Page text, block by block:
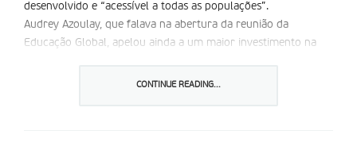
desenvolvido e “acessível a todas as populações”.
Audrey Azoulay, que falava na abertura da reunião da
Educação Global, apelou ainda a um maior investimento na
Organização das Nações Unidas (ONU), que pediu uma
CONTINUE READING...